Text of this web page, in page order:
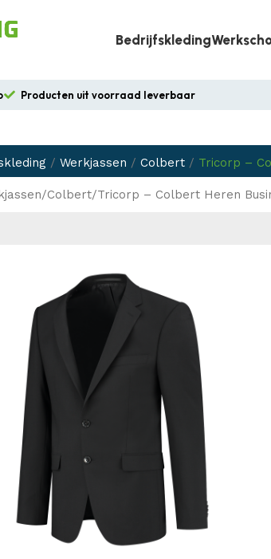
Bedrijfskleding
Producten uit voorraad leverbaar
/ Werkjassen / Colbert / Tricorp –
Colbert Tricorp – Colbert Heren